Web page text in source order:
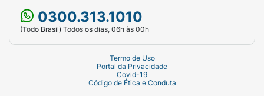
0300.313.1010
(Todo Brasil) Todos os dias, 06h às 00h
Termo de Uso
Portal da Privacidade
Covid-19
Código de Ética e Conduta